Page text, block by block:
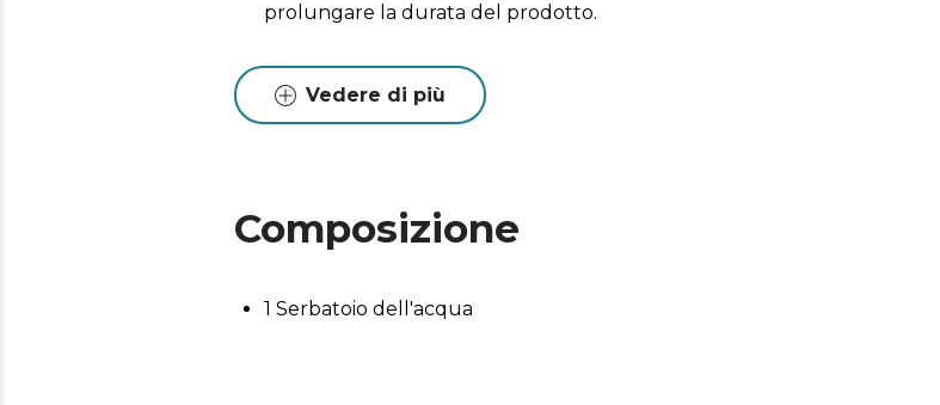
prolungare la durata del prodotto.
Vedere di più
Composizione
1 Serbatoio dell'acqua